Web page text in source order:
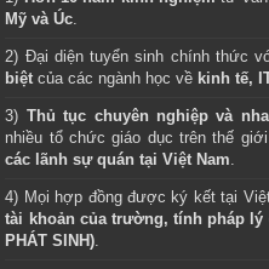
Mỹ và Úc.
2) Đại diện tuyển sinh chính thức
biệt của các ngành học về kinh tế,
3) Thủ tục chuyên nghiệp và
nhiều tổ chức giáo dục trên thế
các lãnh sự quán tại Việt Nam.
4) Mọi hợp đồng được ký kết tại
tài khoản của trường, tính pháp lý
PHÁT SINH).